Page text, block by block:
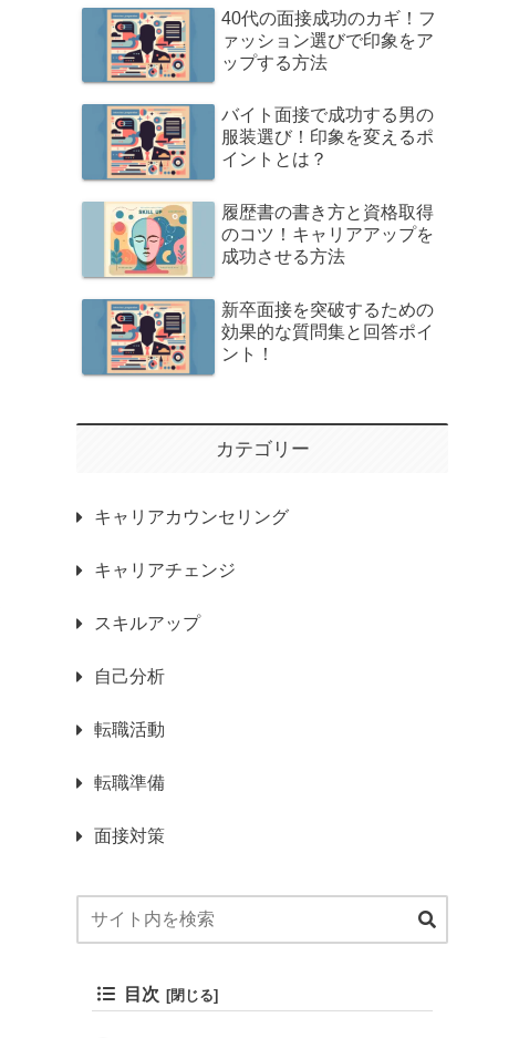
40代の面接成功のカギ！フ
ァッション選びで印象をア
ップする方法
バイト面接で成功する男の
服装選び！印象を変えるポ
イントとは？
履歴書の書き方と資格取得
のコツ！キャリアアップを
成功させる方法
新卒面接を突破するための
効果的な質問集と回答ポイ
ント！
カテゴリー
キャリアカウンセリング
キャリアチェンジ
スキルアップ
自己分析
転職活動
転職準備
面接対策
目次